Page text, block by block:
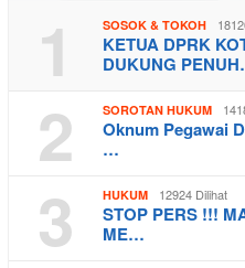
1 SOSOK & TOKOH
KETUA DPRK
DUKUNG
2 SOROTAN HUKUM
Oknum Pegawai
…
3 HUKUM 12924 Dilihat
STOP PERS !!!
ME…